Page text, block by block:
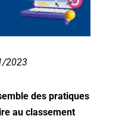
2023
des pratiques
au classement